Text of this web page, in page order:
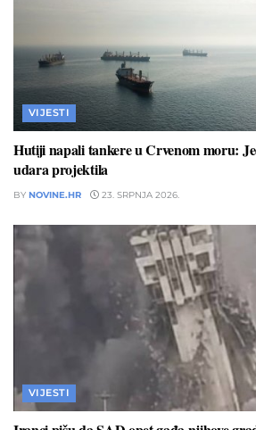
VIJESTI
Hutiji napali tankere u Crvenom moru:
udara projektila
BY NOVINE.HR 23. SRPNJA 2026.
VIJESTI